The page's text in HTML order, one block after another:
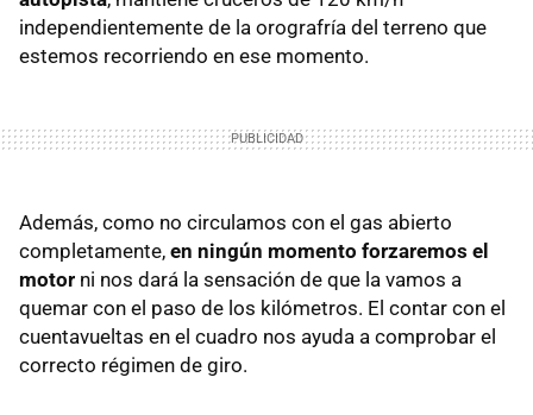
independientemente de la orografría del terreno que
estemos recorriendo en ese momento.
Además, como no circulamos con el gas abierto
completamente, en ningún momento forzaremos el
motor ni nos dará la sensación de que la vamos a
quemar con el paso de los kilómetros. El contar con el
cuentavueltas en el cuadro nos ayuda a comprobar el
correcto régimen de giro.